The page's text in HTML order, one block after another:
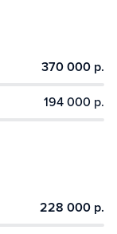
370 000 р.
194 000 р.
228 000 р.